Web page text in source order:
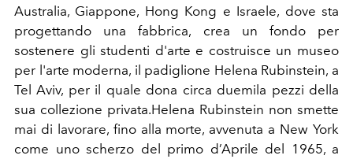
Australia, Giappone, Hong Kong e Israele, dove sta
progettando una fabbrica, crea un fondo per
sostenere gli studenti d'arte e costruisce un museo
per l'arte moderna, il padiglione Helena Rubinstein, a
Tel Aviv, per il quale dona circa duemila pezzi della
sua collezione privata.Helena Rubinstein non smette
mai di lavorare, fino alla morte, avvenuta a New York
come uno scherzo del primo d’Aprile del 1965, a